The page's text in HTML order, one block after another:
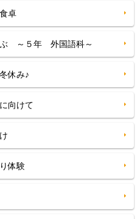
卓
ぶ ～５年 外国語科～
休み♪
向けて
体験